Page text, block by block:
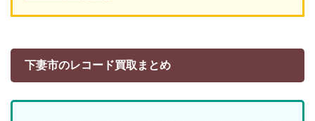
下妻市のレコード買取まとめ